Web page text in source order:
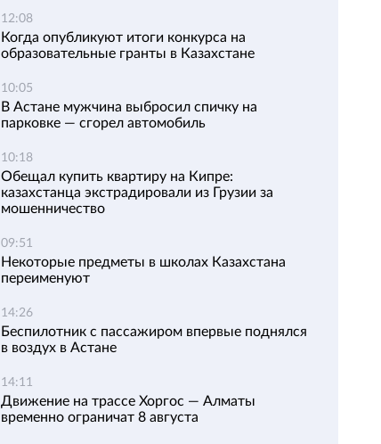
12:08
Когда опубликуют итоги конкурса на
образовательные гранты в Казахстане
10:05
В Астане мужчина выбросил спичку на
парковке — сгорел автомобиль
10:18
Обещал купить квартиру на Кипре:
казахстанца экстрадировали из Грузии за
мошенничество
09:51
Некоторые предметы в школах Казахстана
переименуют
14:26
Беспилотник с пассажиром впервые поднялся
в воздух в Астане
14:11
Движение на трассе Хоргос — Алматы
временно ограничат 8 августа